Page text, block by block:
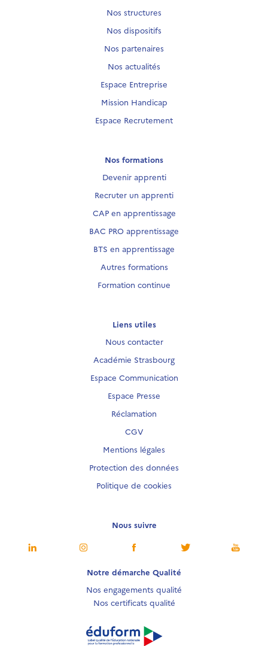
Nos structures
Nos dispositifs
Nos partenaires
Nos actualités
Espace Entreprise
Mission Handicap
Espace Recrutement
Nos formations
Devenir apprenti
Recruter un apprenti
CAP en apprentissage
BAC PRO apprentissage
BTS en apprentissage
Autres formations
Formation continue
Liens utiles
Nous contacter
Académie Strasbourg
Espace Communication
Espace Presse
Réclamation
CGV
Mentions légales
Protection des données
Politique de cookies
Nous suivre
Notre démarche Qualité
Nos engagements qualité
Nos certificats qualité